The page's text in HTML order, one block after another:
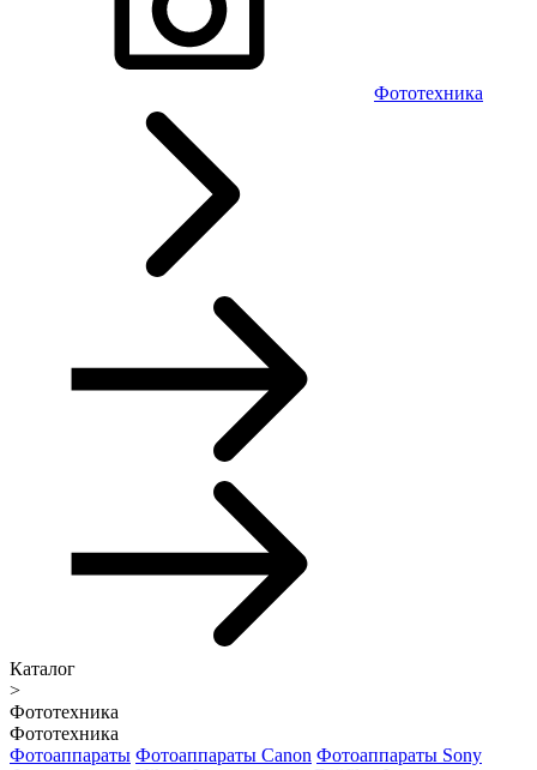
Фототехника
Каталог
>
Фототехника
Фототехника
Фотоаппараты Фотоаппараты Canon Фотоаппараты Sony